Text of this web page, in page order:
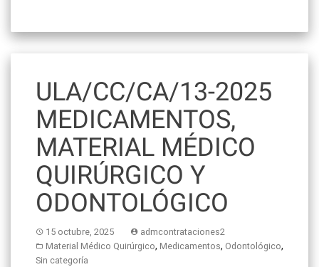
ULA/CC/CA/13-2025
MEDICAMENTOS,
MATERIAL MÉDICO
QUIRÚRGICO Y
ODONTOLÓGICO
15 octubre, 2025
admcontrataciones2
Material Médico Quirúrgico, Medicamentos, Odontológico,
Sin categoría